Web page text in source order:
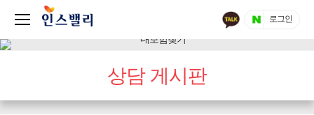
로그인
상담 게시판